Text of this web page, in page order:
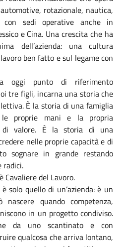
rotazionale, nautica,
con sedi operative anche in
e Cina. Una crescita che ha
dell’azienda: una cultura
ben fatto e sul legame con
oggi punto di riferimento
tre figli, incarna una storia che
È la storia di una famiglia
proprie mani e la propria
di valore. È la storia di una
nelle proprie capacità e di
sognare in grande restando
radici.
Cavaliere del Lavoro.
solo quello di un’azienda: è un
quando competenza,
in un progetto condiviso.
da uno scantinato e con
qualcosa che arriva lontano,